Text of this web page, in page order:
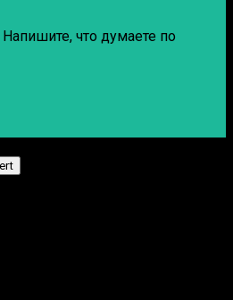
что думаете по